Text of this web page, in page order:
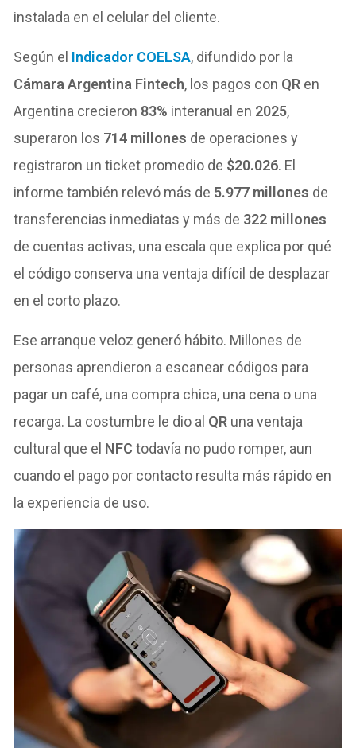
instalada en el celular del cliente.
Según el Indicador COELSA, difundido por la
Cámara Argentina Fintech, los pagos con QR en
Argentina crecieron 83% interanual en 2025,
superaron los 714 millones de operaciones y
registraron un ticket promedio de $20.026. El
informe también relevó más de 5.977 millones de
transferencias inmediatas y más de 322 millones
de cuentas activas, una escala que explica por qué
el código conserva una ventaja difícil de desplazar
en el corto plazo.
Ese arranque veloz generó hábito. Millones de
personas aprendieron a escanear códigos para
pagar un café, una compra chica, una cena o una
recarga. La costumbre le dio al QR una ventaja
cultural que el NFC todavía no pudo romper, aun
cuando el pago por contacto resulta más rápido en
la experiencia de uso.